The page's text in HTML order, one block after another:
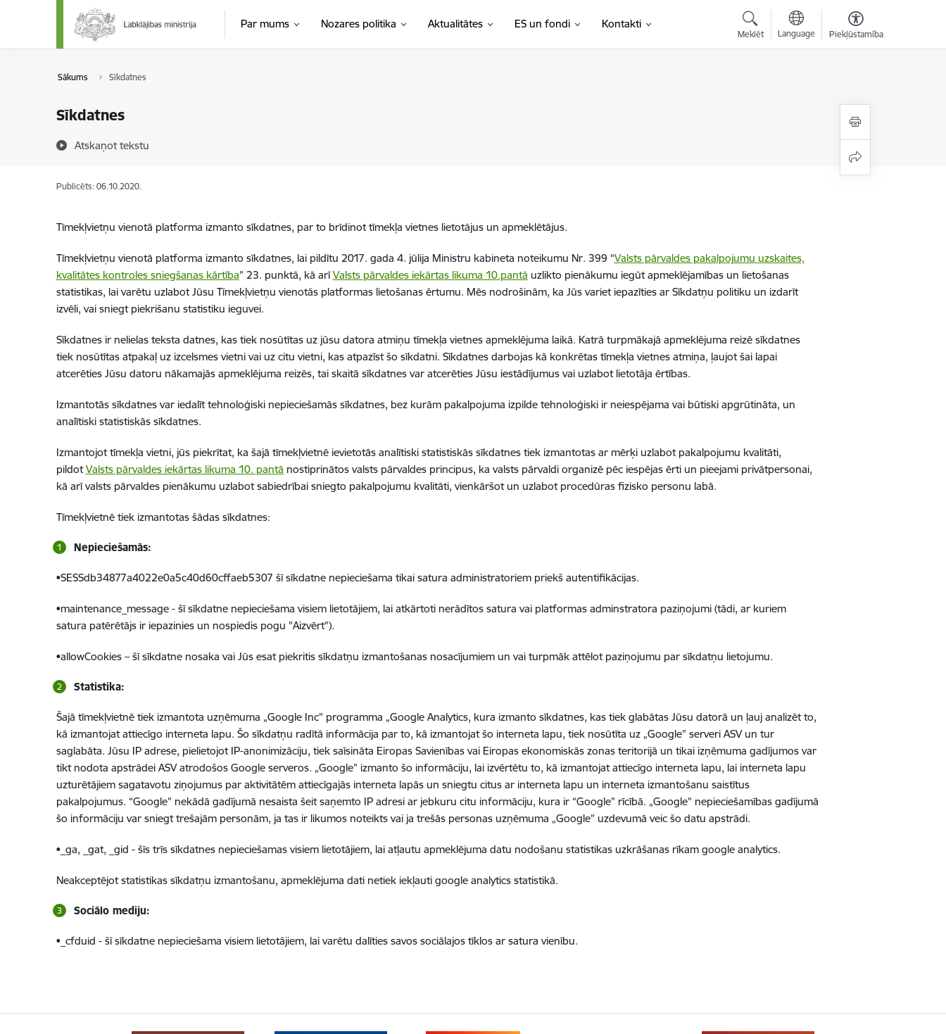
Pāriet uz lapas saturu
Par mums Nozares politika Aktualitātes ES un fondi Kontakti
Meklēt Language Piekļūstamība
Sākums Sīkdatnes
Sīkdatnes
Atskaņot tekstu
Publicēts: 06.10.2020.
Tīmekļvietņu vienotā platforma izmanto sīkdatnes, par to brīdinot tīmekļa vietnes lietotājus un apmeklētājus.
Tīmekļvietņu vienotā platforma izmanto sīkdatnes, lai pildītu 2017. gada 4. jūlija Ministru kabineta noteikumu Nr. 399 “Valsts pārvaldes pakalpojumu uzskaites,
kvalitātes kontroles sniegšanas kārtība” 23. punktā, kā arīValsts pārvaldes iekārtas likuma 10.pantā uzlikto pienākumu iegūt apmeklējamības un lietošanas
statistikas, lai varētu uzlabot Jūsu Tīmekļvietņu vienotās platformas lietošanas ērtumu. Mēs nodrošinām, ka Jūs variet iepazīties ar Sīkdatņu politiku un izdarīt
izvēli, vai sniegt piekrišanu statistiku ieguvei.
Sīkdatnes ir nelielas teksta datnes, kas tiek nosūtītas uz jūsu datora atmiņu tīmekļa vietnes apmeklējuma laikā. Katrā turpmākajā apmeklējuma reizē sīkdatnes
tiek nosūtītas atpakaļ uz izcelsmes vietni vai uz citu vietni, kas atpazīst šo sīkdatni. Sīkdatnes darbojas kā konkrētas tīmekļa vietnes atmiņa, ļaujot šai lapai
atcerēties Jūsu datoru nākamajās apmeklējuma reizēs, tai skaitā sīkdatnes var atcerēties Jūsu iestādījumus vai uzlabot lietotāja ērtības.
Izmantotās sīkdatnes var iedalīt tehnoloģiski nepieciešamās sīkdatnes, bez kurām pakalpojuma izpilde tehnoloģiski ir neiespējama vai būtiski apgrūtināta, un
analītiski statistiskās sīkdatnes.
Izmantojot tīmekļa vietni, jūs piekrītat, ka šajā tīmekļvietnē ievietotās analītiski statistiskās sīkdatnes tiek izmantotas ar mērķi uzlabot pakalpojumu kvalitāti,
pildotValsts pārvaldes iekārtas likuma 10. pantā nostiprinātos valsts pārvaldes principus, ka valsts pārvaldi organizē pēc iespējas ērti un pieejami privātpersonai,
kā arī valsts pārvaldes pienākumu uzlabot sabiedrībai sniegto pakalpojumu kvalitāti, vienkāršot un uzlabot procedūras fizisko personu labā.
Tīmekļvietnē tiek izmantotas šādas sīkdatnes:
Nepieciešamās:
•SESSdb34877a4022e0a5c40d60cffaeb5307 šī sīkdatne nepieciešama tikai satura administratoriem priekš autentifikācijas.
•maintenance_message - šī sīkdatne nepieciešama visiem lietotājiem, lai atkārtoti nerādītos satura vai platformas adminstratora paziņojumi (tādi, ar kuriem
satura patērētājs ir iepazinies un nospiedis pogu "Aizvērt").
•allowCookies – šī sīkdatne nosaka vai Jūs esat piekritis sīkdatņu izmantošanas nosacījumiem un vai turpmāk attēlot paziņojumu par sīkdatņu lietojumu.
Statistika:
Šajā tīmekļvietnē tiek izmantota uzņēmuma „Google Inc” programma „Google Analytics, kura izmanto sīkdatnes, kas tiek glabātas Jūsu datorā un ļauj analizēt to,
kā izmantojat attiecīgo interneta lapu. Šo sīkdatņu radītā informācija par to, kā izmantojat šo interneta lapu, tiek nosūtīta uz „Google” serveri ASV un tur
saglabāta. Jūsu IP adrese, pielietojot IP-anonimizāciju, tiek saīsināta Eiropas Savienības vai Eiropas ekonomiskās zonas teritorijā un tikai izņēmuma gadījumos var
tikt nodota apstrādei ASV atrodošos Google serveros. „Google” izmanto šo informāciju, lai izvērtētu to, kā izmantojat attiecīgo interneta lapu, lai interneta lapu
uzturētājiem sagatavotu ziņojumus par aktivitātēm attiecīgajās interneta lapās un sniegtu citus ar interneta lapu un interneta izmantošanu saistītus
pakalpojumus. “Google” nekādā gadījumā nesaista šeit saņemto IP adresi ar jebkuru citu informāciju, kura ir “Google” rīcībā. „Google” nepieciešamības gadījumā
šo informāciju var sniegt trešajām personām, ja tas ir likumos noteikts vai ja trešās personas uzņēmuma „Google” uzdevumā veic šo datu apstrādi.
•_ga, _gat, _gid - šīs trīs sīkdatnes nepieciešamas visiem lietotājiem, lai atļautu apmeklējuma datu nodošanu statistikas uzkrāšanas rīkam google analytics.
Neakceptējot statistikas sīkdatņu izmantošanu, apmeklējuma dati netiek iekļauti google analytics statistikā.
Sociālo mediju:
•_cfduid - šī sīkdatne nepieciešama visiem lietotājiem, lai varētu dalīties savos sociālajos tīklos ar satura vienību.